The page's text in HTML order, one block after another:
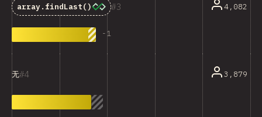
3
array.findLast()
-1
4,082
4
无 3,879